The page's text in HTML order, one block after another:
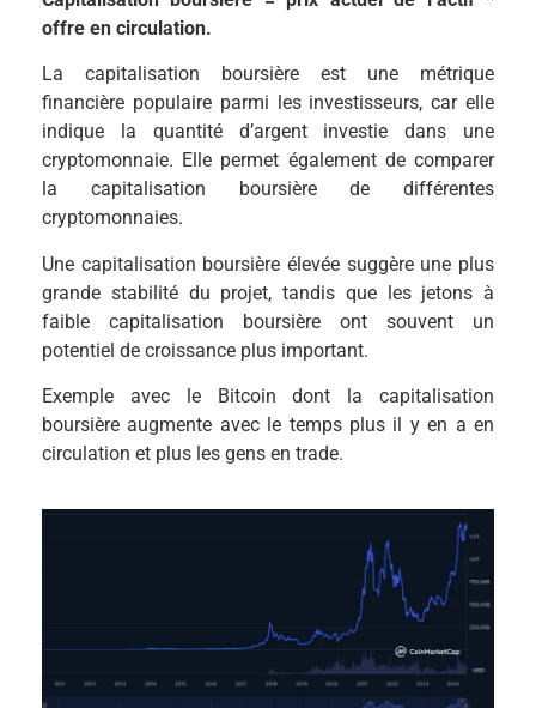
offre en circulation.
La capitalisation boursière est une métrique
financière populaire parmi les investisseurs, car elle
indique la quantité d’argent investie dans une
cryptomonnaie. Elle permet également de comparer
la capitalisation boursière de différentes
cryptomonnaies.
Une capitalisation boursière élevée suggère une plus
grande stabilité du projet, tandis que les jetons à
faible capitalisation boursière ont souvent un
potentiel de croissance plus important.
Exemple avec le Bitcoin dont la capitalisation
boursière augmente avec le temps plus il y en a en
circulation et plus les gens en trade.